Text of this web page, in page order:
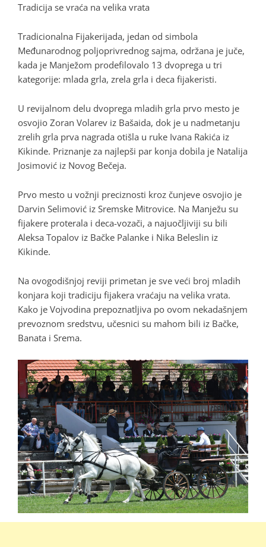
Tradicija se vraća na velika vrata
Tradicionalna Fijakerijada, jedan od simbola
Međunarodnog poljoprivrednog sajma, održana je juče,
kada je Manježom prodefilovalo 13 dvoprega u tri
kategorije: mlada grla, zrela grla i deca fijakeristi.
U revijalnom delu dvoprega mladih grla prvo mesto je
osvojio Zoran Volarev iz Bašaida, dok je u nadmetanju
zrelih grla prva nagrada otišla u ruke Ivana Rakića iz
Kikinde. Priznanje za najlepši par konja dobila je Natalija
Josimović iz Novog Bečeja.
Prvo mesto u vožnji preciznosti kroz čunjeve osvojio je
Darvin Selimović iz Sremske Mitrovice. Na Manježu su
fijakere proterala i deca-vozači, a najuočljiviji su bili
Aleksa Topalov iz Bačke Palanke i Nika Beleslin iz
Kikinde.
Na ovogodišnjoj reviji primetan je sve veći broj mladih
konjara koji tradiciju fijakera vraćaju na velika vrata.
Kako je Vojvodina prepoznatljiva po ovom nekadašnjem
prevoznom sredstvu, učesnici su mahom bili iz Bačke,
Banata i Srema.